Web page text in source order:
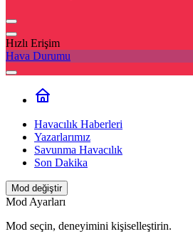
Hızlı Erişim
Hava Durumu
Havacılık Haberleri
Yazarlarımız
Savunma Havacılık
Son Dakika
Mod değiştir
Mod Ayarları
Mod seçin, deneyimini kişiselleştirin.